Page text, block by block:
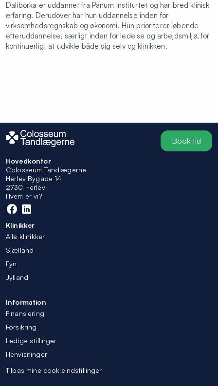
Daliborka er uddannet fra Panum Instituttet og har bred klinisk
erfaring. Derudover har hun uddannelse inden for
virksomhedsregnskab og økonomi. Hun prioriterer løbende
efteruddannelse, særligt inden for ledelse og arbejdsmiljø, for
kontinuerligt at udvikle både sig selv og klinikken.
Book tid
Hovedkontor
Colosseum Tandlægerne
Herlev Bygade 14
2730 Herlev
Hvem er vi?
Klinikker
Alle klinikker
Sjælland
Fyn
Jylland
Information
Finansiering
Forsikring
Ledige stillinger
Henvisninger
Tilpas mine cookieindstillinger